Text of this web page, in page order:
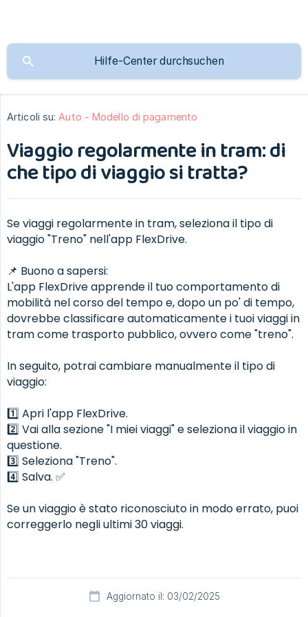
Articoli su: Auto - Modello di pagamento
Viaggio regolarmente in tram: di
che tipo di viaggio si tratta?
Se viaggi regolarmente in tram, seleziona il tipo di
viaggio "Treno" nell'app FlexDrive.
📌 Buono a sapersi:
L'app FlexDrive apprende il tuo comportamento di
mobilità nel corso del tempo e, dopo un po' di tempo,
dovrebbe classificare automaticamente i tuoi viaggi in
tram come trasporto pubblico, ovvero come "treno".
In seguito, potrai cambiare manualmente il tipo di
viaggio:
1️⃣ Apri l'app FlexDrive.
2️⃣ Vai alla sezione "I miei viaggi" e seleziona il viaggio in
questione.
3️⃣ Seleziona "Treno".
4️⃣ Salva. ✅
Se un viaggio è stato riconosciuto in modo errato, puoi
correggerlo negli ultimi 30 viaggi.
Aggiornato il: 03/02/2025